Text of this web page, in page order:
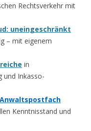
Rechtsverkehr mit
uneingeschränkt
– mit eigenem
in
und Inkasso-
Kenntnisstand und